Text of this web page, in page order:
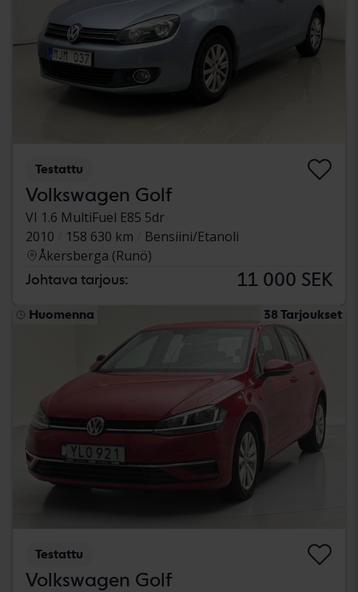
Testattu
Volkswagen Golf
VI 1.6 MultiFuel E85 5dr
2010
158 630 km
Bensiini/Etanoli
Åkersberga (Runö)
Johtava tarjous: 11 000 SEK
Huomenna 38 Tarjoukset
Testattu
Volkswagen Golf